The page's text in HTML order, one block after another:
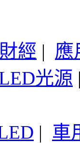
財經 | 應
光源
| 車